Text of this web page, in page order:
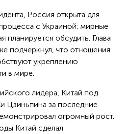
Россия открыта для
с Украиной; мирные
планируется обсудить. Глава
подчеркнул, что отношения
укреплению
в мире.
лидера, Китай под
Цзиньпина за последние
огромный рост.
Китай сделал